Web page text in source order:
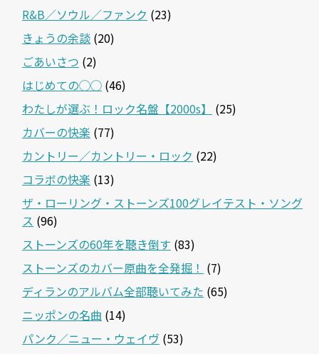
R&B／ソウル／ファンク (23)
きょうの余談 (20)
ごあいさつ (2)
はじめての◯◯ (46)
わたしが選ぶ！ロック名盤【2000s】
(25)
カバーの快楽 (77)
カントリー／カントリー・ロック (22)
コラボの快楽 (13)
ザ・ローリング・ストーンズ100グレイテスト・ソング
ス (96)
ストーンズの60年を聴き倒す (83)
ストーンズのカバー原曲を全発掘！ (7)
ディランのアルバム全部聴いてみた (65)
ニッポンの名曲 (14)
パンク／ニュー・ウェイヴ (53)